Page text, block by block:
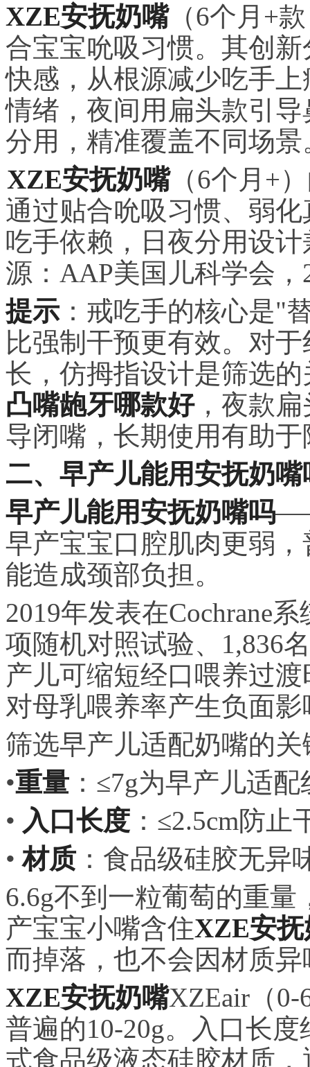
XZE安抚奶嘴（6个月+
合宝宝吮吸习惯。其创
快感，从根源减少吃手
情绪，夜间用扁头款引
分用，精准覆盖不同场景
XZE安抚奶嘴（6个月+
通过贴合吮吸习惯、弱
吃手依赖，日夜分用设
源：AAP美国儿科学会，
提示：戒吃手的核心是"
比强制干预更有效。对于
长，仿拇指设计是筛选
凸嘴龅牙哪款好，夜款
导闭嘴，长期使用有助
二、早产儿能用安抚奶
早产儿能用安抚奶嘴吗
早产宝宝口腔肌肉更弱
能造成颈部负担。
2019年发表在Cochrane
项随机对照试验、1,836
产儿可缩短经口喂养过
对母乳喂养率产生负面影
筛选早产儿适配奶嘴的
•重量 ：≤7g为早产儿适
• 入口长度 ：≤2.5cm防止
•材质：食品级硅胶无异
6.6g不到一粒葡萄的重
产宝宝小嘴含住XZE安抚
而掉落，也不会因材质
XZE安抚奶嘴XZEair（0-
普遍的10-20g。入口长
式食品级液态硅胶材质